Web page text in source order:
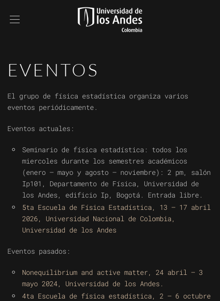
EVENTOS
El grupo de física estadística organiza varios
eventos periódicamente.
Eventos actuales:
Seminario de física estadística: todos los
miercoles durante los semestres académicos
(enero – mayo y agosto – noviembre): 2 pm, salón
Ip101, Departamento de Física, Universidad de
los Andes, edificio Ip, Bogotá. Entrada libre.
5ta Escuela de Física Estadística, 13 – 17 abril
2026, Universidad Nacional de Colombia,
Universidad de los Andes
Eventos pasados:
Nonequilibrium and active matter, 24 abril – 3
mayo 2024, Universidad de los Andes.
4ta Escuela de física estadística, 2 – 6 octubre